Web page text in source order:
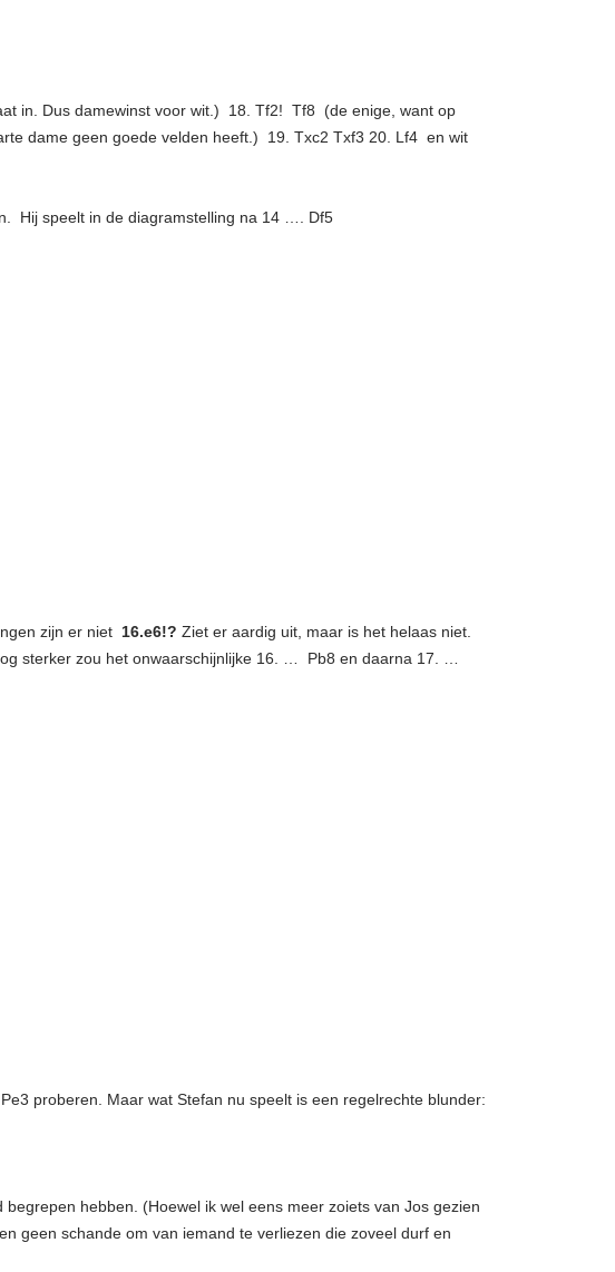
in. Dus damewinst voor wit.) 18. Tf2! Tf8 (de enige, want op
dame geen goede velden heeft.) 19. Txc2 Txf3 20. Lf4 en wit
Hij speelt in de diagramstelling na 14 …. Df5
zijn er niet 16.e6!? Ziet er aardig uit, maar is het helaas niet.
sterker zou het onwaarschijnlijke 16. … Pb8 en daarna 17. …
proberen. Maar wat Stefan nu speelt is een regelrechte blunder:
hebben. (Hoewel ik wel eens meer zoiets van Jos gezien
geen schande om van iemand te verliezen die zoveel durf en